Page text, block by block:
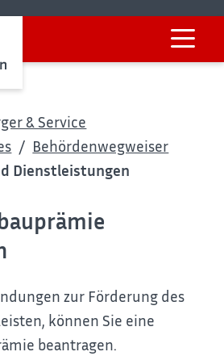
& Service
Behördenwegweiser
Dienstleistungen
zur Förderung des
können Sie eine
beantragen.